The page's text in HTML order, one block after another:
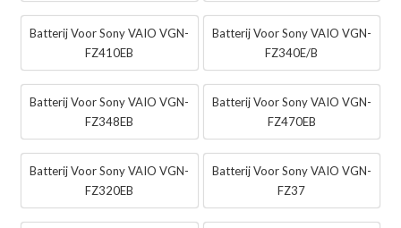
Batterij Voor Sony VAIO VGN-
FZ410EB
Batterij Voor Sony VAIO VGN-
FZ340E/B
Batterij Voor Sony VAIO VGN-
FZ348EB
Batterij Voor Sony VAIO VGN-
FZ470EB
Batterij Voor Sony VAIO VGN-
FZ320EB
Batterij Voor Sony VAIO VGN-
FZ37